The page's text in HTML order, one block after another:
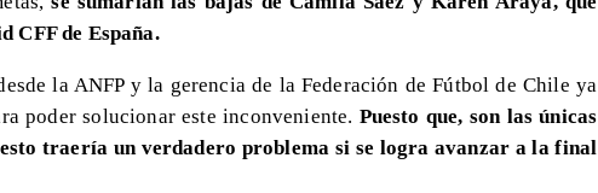
CFF de España.
la ANFP y la gerencia de la Federación de Fútbol de Chile ya
poder solucionar este inconveniente. Puesto que, son las únicas
traería un verdadero problema si se logra avanzar a la final